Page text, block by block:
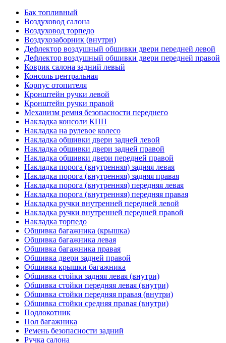
Бак топливный
Воздуховод салона
Воздуховод торпедо
Воздухозаборник (внутри)
Дефлектор воздушный обшивки двери передней левой
Дефлектор воздушный обшивки двери передней правой
Коврик салона задний левый
Консоль центральная
Корпус отопителя
Кронштейн ручки левой
Кронштейн ручки правой
Механизм ремня безопасности переднего
Накладка консоли КПП
Накладка на рулевое колесо
Накладка обшивки двери задней левой
Накладка обшивки двери задней правой
Накладка обшивки двери передней правой
Накладка порога (внутренняя) задняя левая
Накладка порога (внутренняя) задняя правая
Накладка порога (внутренняя) передняя левая
Накладка порога (внутренняя) передняя правая
Накладка ручки внутренней передней левой
Накладка ручки внутренней передней правой
Накладка торпедо
Обшивка багажника (крышка)
Обшивка багажника левая
Обшивка багажника правая
Обшивка двери задней правой
Обшивка крышки багажника
Обшивка стойки задняя левая (внутри)
Обшивка стойки передняя левая (внутри)
Обшивка стойки передняя правая (внутри)
Обшивка стойки средняя правая (внутри)
Подлокотник
Пол багажника
Ремень безопасности задний
Ручка салона